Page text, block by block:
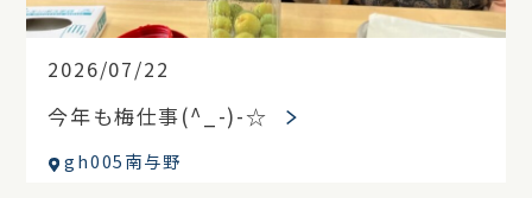
2026/07/22
今年も梅仕事(^_-)-☆
gh005南与野